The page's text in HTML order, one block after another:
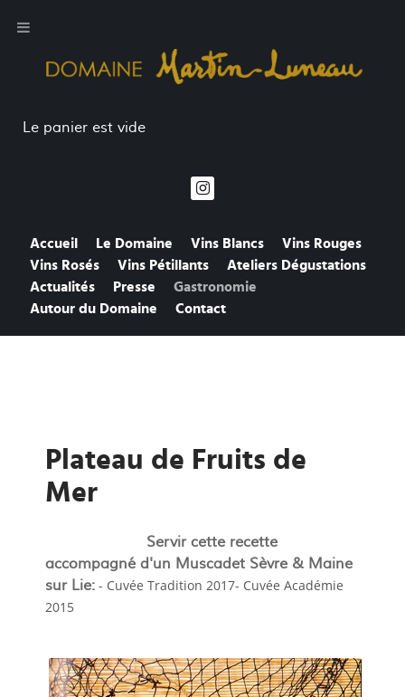
Le panier est vide
Accueil Le Domaine Vins Blancs
Vins Rouges
Vins Rosés
Vins Pétillants
Ateliers Dégustations
Actualités
Presse
Gastronomie
Autour du Domaine
Contact
Plateau de Fruits de
Mer
Servir cette recette
accompagné d'un Muscadet Sèvre & Maine
sur Lie: - Cuvée Tradition 2017- Cuvée Académie
2015